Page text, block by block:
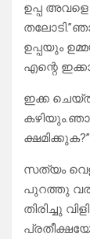
ഉപ്പ അവളെ
ഉപ്പയും
എന്റെ
ഇക്ക
ക്ഷമിക്കുക?”
സത്യം
പുറത്തു
തിരിച്ചു